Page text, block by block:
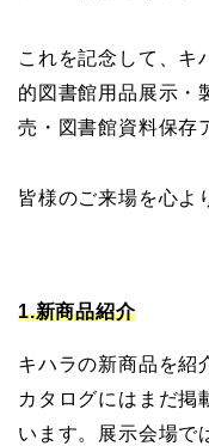
これを記念して、キ
的図書館用品展示・
売・図書館資料保存
皆様のご来場を心よ
1.新商品紹介
キハラの新商品を紹
カタログにはまだ掲
います。展示会場で